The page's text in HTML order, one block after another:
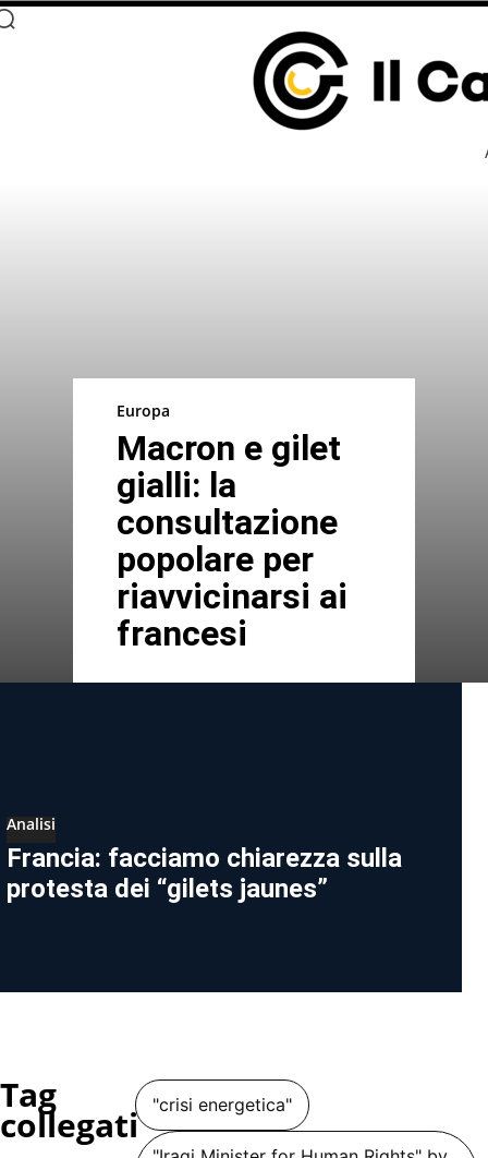
Europa
Macron e gilet
gialli: la
consultazione
popolare per
riavvicinarsi ai
francesi
Analisi
Francia: facciamo chiarezza sulla
protesta dei “gilets jaunes”
Tag
collegati "crisi energetica"